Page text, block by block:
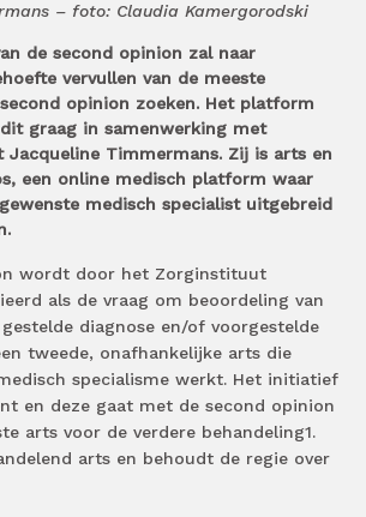
– foto: Claudia Kamergorodski
de second opinion zal naar
vervullen van de meeste
opinion zoeken. Het platform
graag in samenwerking met
Jacqueline Timmermans. Zij is arts en
een online medisch platform waar
medisch specialist uitgebreid
wordt door het Zorginstituut
als de vraag om beoordeling van
diagnose en/of voorgestelde
tweede, onafhankelijke arts die
specialisme werkt. Het initiatief
en deze gaat met de second opinion
arts voor de verdere behandeling1.
arts en behoudt de regie over